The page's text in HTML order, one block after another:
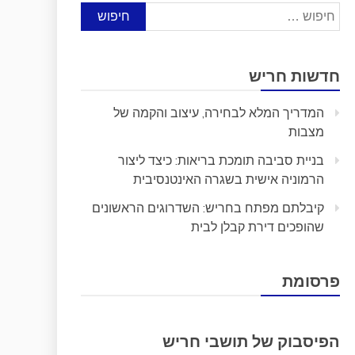
חיפוש:
חדשות חריש
המדריך המלא לבחירה, עיצוב והקמה של
מצבות
בניית סביבה תומכת בריאות: כיצד ליצור
הרמוניה אישית בשגרה האינטנסיבית
קיבלתם מפתח בחריש: השדרוגים הראשונים
שהופכים דירת קבלן לבית
פרסומת
הפיסבוק של תושבי חריש